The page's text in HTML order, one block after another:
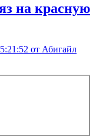
на красную
от Абигайл